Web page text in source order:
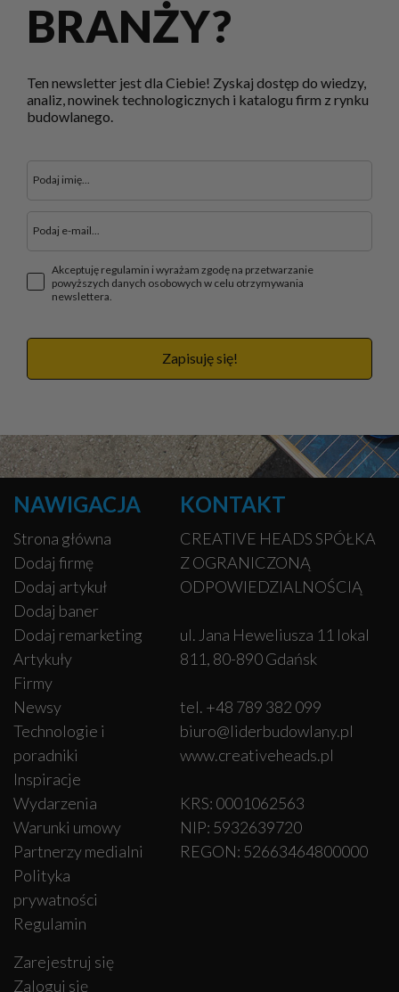
BRANŻY?
Ten newsletter jest dla Ciebie! Zyskaj dostęp do wiedzy,
analiz, nowinek technologicznych i katalogu firm z rynku
budowlanego.
Akceptuję regulamin i wyrażam zgodę na przetwarzanie
powyższych danych osobowych w celu otrzymywania
newslettera.
Zapisuję się!
NAWIGACJA
Strona główna
Dodaj firmę
Dodaj artykuł
Dodaj baner
Dodaj remarketing
Artykuły
Firmy
Newsy
Technologie i
poradniki
Inspiracje
Wydarzenia
Warunki umowy
Partnerzy medialni
Polityka
prywatności
Regulamin
Zarejestruj się
Zaloguj się
KONTAKT
CREATIVE HEADS SPÓŁKA
Z OGRANICZONĄ
ODPOWIEDZIALNOŚCIĄ
ul. Jana Heweliusza 11 lokal
811, 80-890 Gdańsk
tel. +48 789 382 099
biuro@liderbudowlany.pl
www.creativeheads.pl
KRS: 0001062563
NIP: 5932639720
REGON: 52663464800000